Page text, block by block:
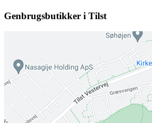
Genbrugsbutikker i Tilst